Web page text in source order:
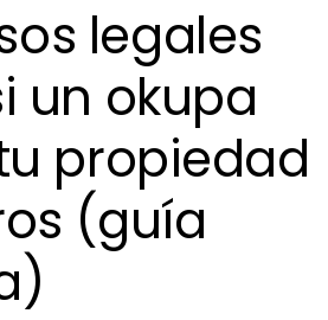
legales
un okupa
propiedad
(guía